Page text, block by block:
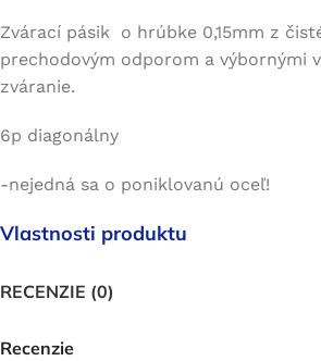
Zvárací pásik o hrúbke 0,15mm z
prechodovým odporom a výbornými
zváranie.
6p diagonálny
-nejedná sa o poniklovanú oceľ!
Vlastnosti produktu
RECENZIE (0)
Recenzie